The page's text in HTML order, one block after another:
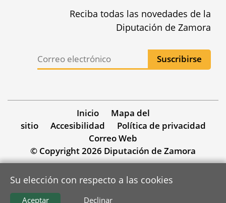
Reciba todas las novedades de la
Diputación de Zamora
Inicio
Mapa del
sitio
Accesibilidad
Política de privacidad
Correo Web
© Copyright 2026 Diputación de Zamora
Su elección con respecto a las cookies
Declinar
Aceptar